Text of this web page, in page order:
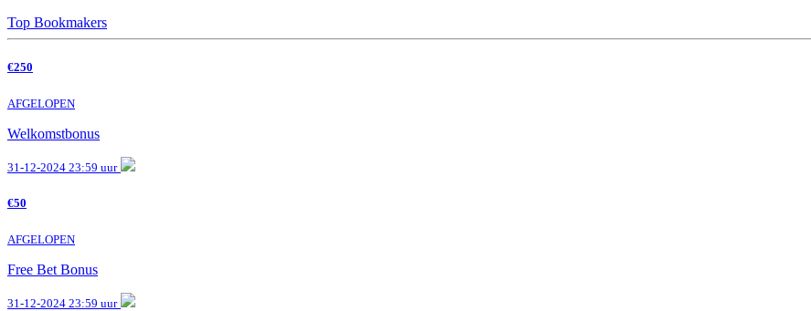
Top Bookmakers
€250
AFGELOPEN
Welkomstbonus
31-12-2024 23:59 uur
€50
AFGELOPEN
Free Bet Bonus
31-12-2024 23:59 uur